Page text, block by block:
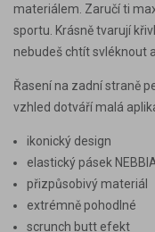
materiálem. Zaručí ti
sportu. Krásně tvarují
nebudeš chtít svléknout
Řasení na zadní straně
vzhled dotváří malá
ikonický design
elastický pásek
přizpůsobivý materiál
extrémně pohodlné
scrunch butt efekt